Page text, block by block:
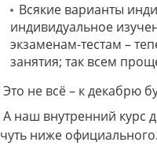
Всякие варианты
индивидуальное
экзаменам-тестам –
занятия; так всем
Это не всё – к декабрю
А наш внутренний курс
чуть ниже официального.